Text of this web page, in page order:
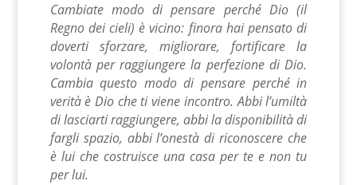
Cambiate modo di pensare perché Dio (il
Regno dei cieli) è vicino: finora hai pensato di
doverti sforzare, migliorare, fortificare la
volontà per raggiungere la perfezione di Dio.
Cambia questo modo di pensare perché in
verità è Dio che ti viene incontro. Abbi l’umiltà
di lasciarti raggiungere, abbi la disponibilità di
fargli spazio, abbi l’onestà di riconoscere che
è lui che costruisce una casa per te e non tu
per lui.